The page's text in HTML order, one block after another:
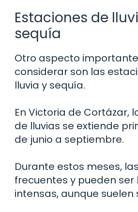
Estaciones de
sequía
Otro aspecto
considerar son las
lluvia y sequía.
En Victoria de Cortázar,
de lluvias se extiende
de junio a septiembre.
Durante estos meses,
frecuentes y pueden
intensas, aunque suelen